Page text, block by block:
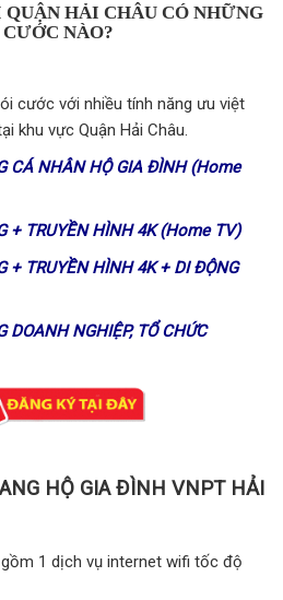
HẢI CHÂU CÓ NHỮNG
NÀO?
cước với nhiều tính năng ưu việt
khu vực Quận Hải Châu.
CÁ NHÂN HỘ GIA ĐÌNH (Home
+ TRUYỀN HÌNH 4K (Home TV)
+ TRUYỀN HÌNH 4K + DI ĐỘNG
DOANH NGHIỆP, TỔ CHỨC
HỘ GIA ĐÌNH VNPT HẢI
1 dịch vụ internet wifi tốc độ